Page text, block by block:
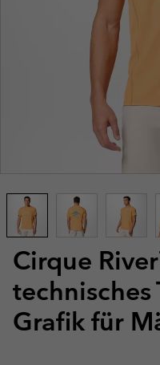
Cirque
technisches
Grafik für